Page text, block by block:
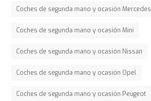
Coches de segunda mano y ocasión Mercedes
Coches de segunda mano y ocasión Mini
Coches de segunda mano y ocasión Nissan
Coches de segunda mano y ocasión Opel
Coches de segunda mano y ocasión Peugeot